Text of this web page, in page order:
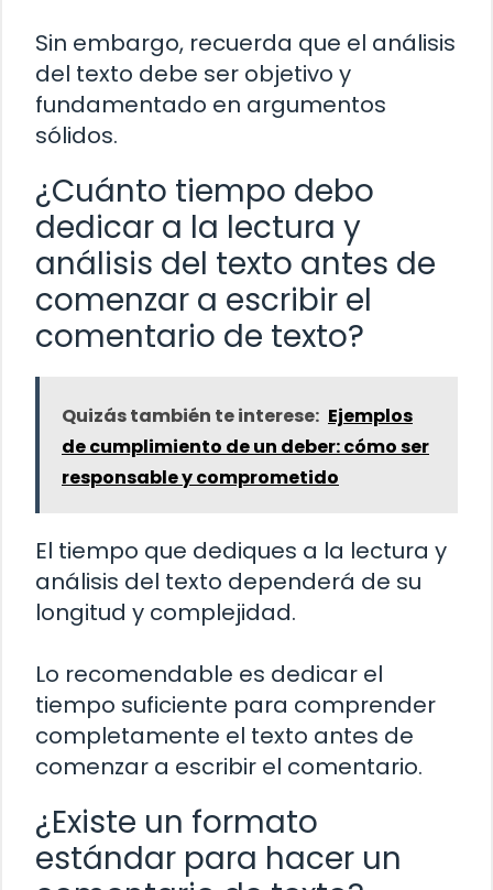
Sin embargo, recuerda que el análisis
del texto debe ser objetivo y
fundamentado en argumentos
sólidos.
¿Cuánto tiempo debo
dedicar a la lectura y
análisis del texto antes de
comenzar a escribir el
comentario de texto?
Quizás también te interese: Ejemplos
de cumplimiento de un deber: cómo ser
responsable y comprometido
El tiempo que dediques a la lectura y
análisis del texto dependerá de su
longitud y complejidad.
Lo recomendable es dedicar el
tiempo suficiente para comprender
completamente el texto antes de
comenzar a escribir el comentario.
¿Existe un formato
estándar para hacer un